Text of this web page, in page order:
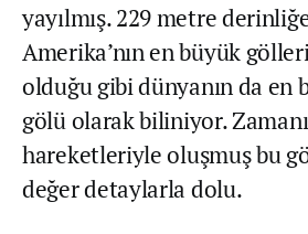
yayılmış. 229 metre
Amerika’nın en büyük
olduğu gibi dünyanın da en
gölü olarak biliniyor.
hareketleriyle oluşmuş bu
değer detaylarla dolu.